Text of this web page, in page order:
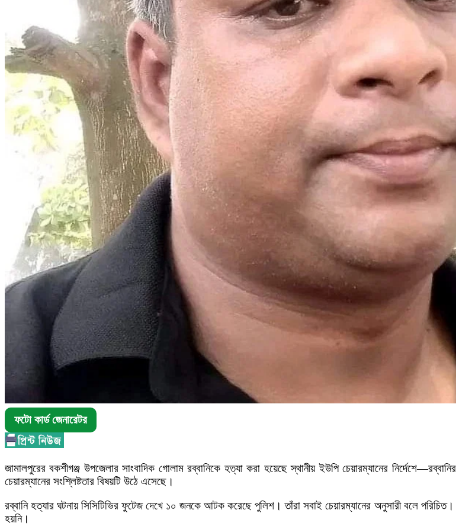
ফটো কার্ড জেনারেটর
জামালপুরের বকশীগঞ্জ উপজেলার সাংবাদিক গোলাম রব্বানিকে হত্যা করা হয়েছে স্থানীয় ইউপি চেয়ারম্যানের
চেয়ারম্যানের সংশ্লিষ্টতার বিষয়টি উঠে এসেছে।
রব্বানি হত্যার ঘটনায় সিসিটিভির ফুটেজ দেখে ১০ জনকে আটক করেছে পুলিশ। তাঁরা সবাই চেয়ারম্যানের অনুসারী বলে
হয়নি।